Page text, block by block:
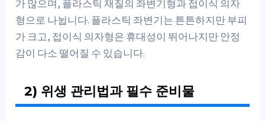
가 많으며, 플라스틱 재질의 좌변기형과 접이식 의자
형으로 나뉩니다. 플라스틱 좌변기는 튼튼하지만 부피
가 크고, 접이식 의자형은 휴대성이 뛰어나지만 안정
감이 다소 떨어질 수 있습니다.
2) 위생 관리법과 필수 준비물